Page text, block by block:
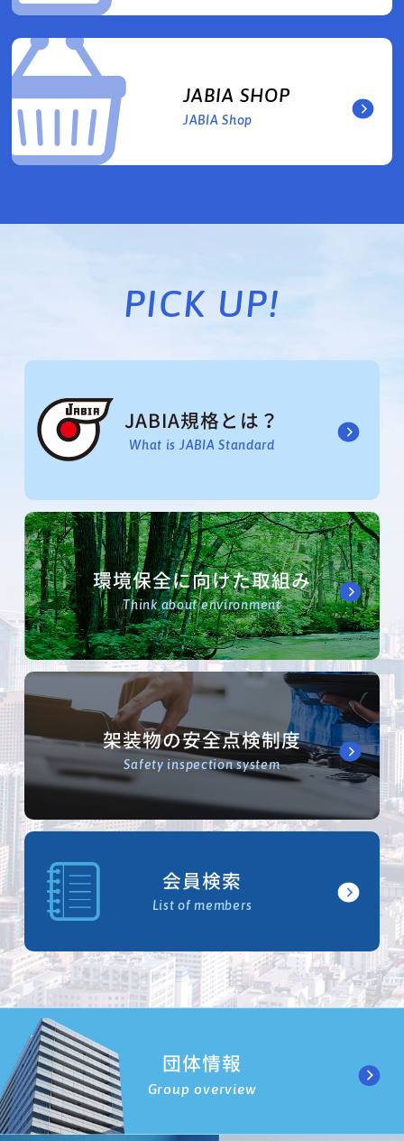
JABIA SHOP
JABIA Shop
PICK UP!
JABIA規格とは？
What is JABIA Standard
環境保全に向けた取組み
Think about environment
架装物の安全点検制度
Safety inspection system
会員検索
List of members
団体情報
Group overview